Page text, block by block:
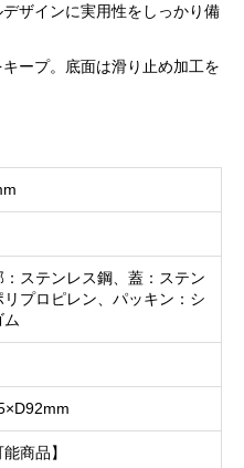
ザインに実用性をしっかり備
ープ。底面は滑り止め加工を
：ステンレス鋼、蓋：ステン
リプロピレン、パッキン：シ
ム
商品】